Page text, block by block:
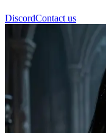
DiscordContact us